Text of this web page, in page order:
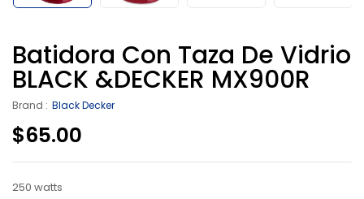
Batidora Con Taza De Vidrio
BLACK &DECKER MX900R
Brand : Black Decker
$65.00
250 watts